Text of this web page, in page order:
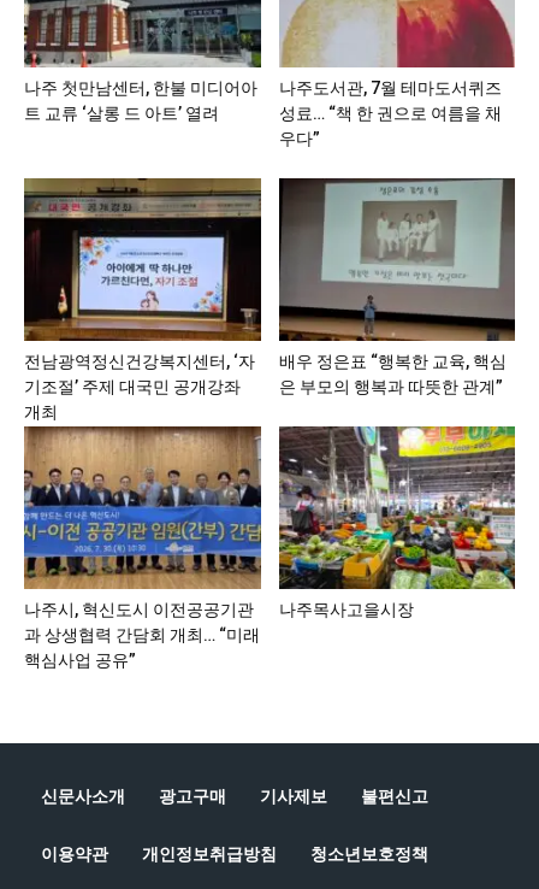
나주 첫만남센터, 한불 미디어아
트 교류 ‘살롱 드 아트’ 열려
나주도서관, 7월 테마도서퀴즈
성료… “책 한 권으로 여름을 채
우다”
전남광역정신건강복지센터, ‘자
기조절’ 주제 대국민 공개강좌
개최
배우 정은표 “행복한 교육, 핵심
은 부모의 행복과 따뜻한 관계”
나주시, 혁신도시 이전공공기관
과 상생협력 간담회 개최… “미래
핵심사업 공유”
나주목사고을시장
신문사소개 광고구매 기사제보 불편신고
이용약관 개인정보취급방침 청소년보호정책